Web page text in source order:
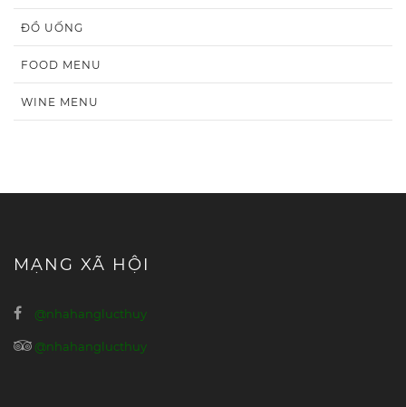
ĐỒ UỐNG
FOOD MENU
WINE MENU
MẠNG XÃ HỘI
@nhahanglucthuy
@nhahanglucthuy